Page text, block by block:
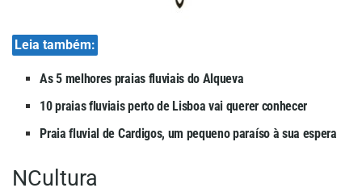
Leia também:
As 5 melhores praias fluviais do Alqueva
10 praias fluviais perto de Lisboa vai querer conhecer
Praia fluvial de Cardigos, um pequeno paraíso à sua espera
NCultura